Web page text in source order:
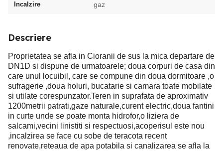
Incalzire gaz
Descriere
Proprietatea se afla in Cioranii de sus la mica departare de
DN1D si dispune de urmatoarele; doua corpuri de casa din
care unul locuibil, care se compune din doua dormitoare ,o
sufragerie ,doua holuri, bucatarie si camara toate mobilate
si utilate corespunzator.Teren in suprafata de aproximativ
1200metrii patrati,gaze naturale,curent electric,doua fantini
in curte unde se poate monta hidrofor,o liziera de
salcami,vecini linistiti si respectuosi,acoperisul este nou
,incalzirea se face cu sobe de teracota recent
renovate,reteaua de apa potabila si canalizarea se afla la